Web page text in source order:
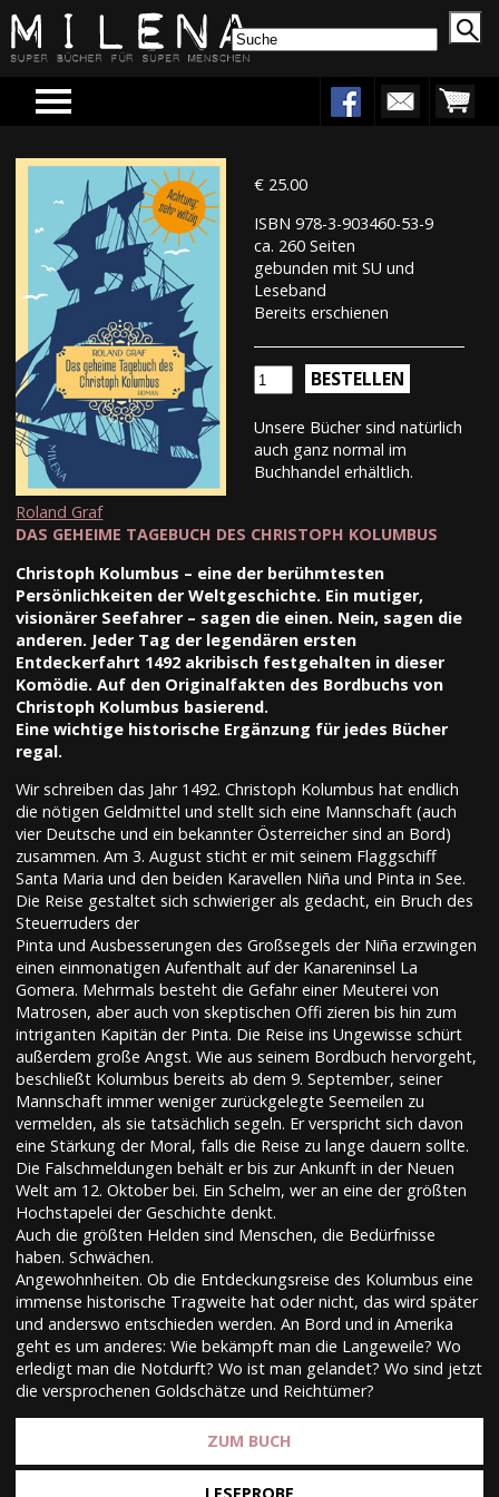
Menu
€ 25.00
ISBN 978-3-903460-53-9
ca. 260 Seiten
gebunden mit SU und
Leseband
Bereits erschienen
BESTELLEN
Unsere Bücher sind natürlich
auch ganz normal im
Buchhandel erhältlich.
Roland Graf
DAS GEHEIME TAGEBUCH DES CHRISTOPH KOLUMBUS
Christoph Kolumbus – eine der berühmtesten
Persönlichkeiten der Weltgeschichte. Ein mutiger,
visionärer Seefahrer – sagen die einen. Nein, sagen die
anderen. Jeder Tag der legendären ersten
Entdeckerfahrt 1492 akribisch festgehalten in dieser
Komödie. Auf den Originalfakten des Bordbuchs von
Christoph Kolumbus basierend.
Eine wichtige historische Ergänzung für jedes Bücher
regal.
Wir schreiben das Jahr 1492. Christoph Kolumbus hat endlich
die nötigen Geldmittel und stellt sich eine Mannschaft (auch
vier Deutsche und ein bekannter Österreicher sind an Bord)
zusammen. Am 3. August sticht er mit seinem Flaggschiff
Santa Maria und den beiden Karavellen Niña und Pinta in See.
Die Reise gestaltet sich schwieriger als gedacht, ein Bruch des
Steuerruders der
Pinta und Ausbesserungen des Großsegels der Niña erzwingen
einen einmonatigen Aufenthalt auf der Kanareninsel La
Gomera. Mehrmals besteht die Gefahr einer Meuterei von
Matrosen, aber auch von skeptischen Offi zieren bis hin zum
intriganten Kapitän der Pinta. Die Reise ins Ungewisse schürt
außerdem große Angst. Wie aus seinem Bordbuch hervorgeht,
beschließt Kolumbus bereits ab dem 9. September, seiner
Mannschaft immer weniger zurückgelegte Seemeilen zu
vermelden, als sie tatsächlich segeln. Er verspricht sich davon
eine Stärkung der Moral, falls die Reise zu lange dauern sollte.
Die Falschmeldungen behält er bis zur Ankunft in der Neuen
Welt am 12. Oktober bei. Ein Schelm, wer an eine der größten
Hochstapelei der Geschichte denkt.
Auch die größten Helden sind Menschen, die Bedürfnisse
haben. Schwächen.
Angewohnheiten. Ob die Entdeckungsreise des Kolumbus eine
immense historische Tragweite hat oder nicht, das wird später
und anderswo entschieden werden. An Bord und in Amerika
geht es um anderes: Wie bekämpft man die Langeweile? Wo
erledigt man die Notdurft? Wo ist man gelandet? Wo sind jetzt
die versprochenen Goldschätze und Reichtümer?
ZUM BUCH